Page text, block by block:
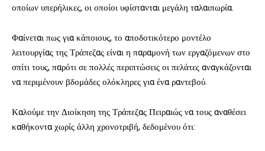
οποίων υπερήλικες, οι οποίοι υφίστανται μεγάλη ταλαιπωρία.
Φαίνεται πως για κάποιους, το αποδοτικότερο μοντέλο
λειτουργίας της Τράπεζας είναι η παραμονή των εργαζόμενων στο
σπίτι τους, παρότι σε πολλές περιπτώσεις οι πελάτες αναγκάζονται
να περιμένουν βδομάδες ολόκληρες για ένα ραντεβού.
Καλούμε την Διοίκηση της Τράπεζας Πειραιώς να τους αναθέσει
καθήκοντα χωρίς άλλη χρονοτριβή, δεδομένου ότι: